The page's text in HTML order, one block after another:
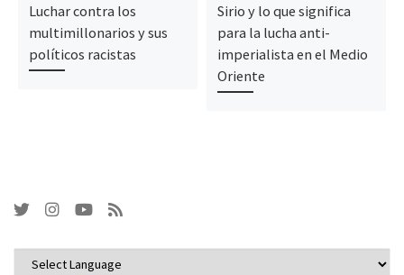
Luchar contra los
multimillonarios y sus
políticos racistas
Sirio y lo que significa
para la lucha anti-
imperialista en el Medio
Oriente